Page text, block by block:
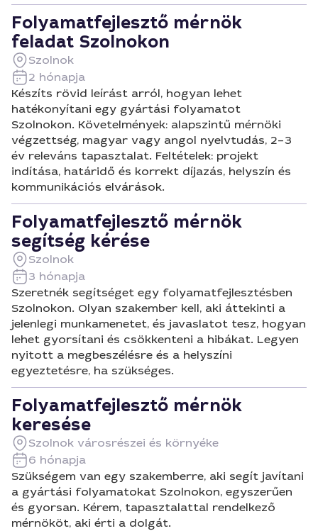
Folyamatfejlesztő mérnök
feladat Szolnokon
Szolnok
2 hónapja
Készíts rövid leírást arról, hogyan lehet
hatékonyítani egy gyártási folyamatot
Szolnokon. Követelmények: alapszintű mérnöki
végzettség, magyar vagy angol nyelvtudás, 2–3
év releváns tapasztalat. Feltételek: projekt
indítása, határidő és korrekt díjazás, helyszín és
kommunikációs elvárások.
Folyamatfejlesztő mérnök
segítség kérése
Szolnok
3 hónapja
Szeretnék segítséget egy folyamatfejlesztésben
Szolnokon. Olyan szakember kell, aki áttekinti a
jelenlegi munkamenetet, és javaslatot tesz, hogyan
lehet gyorsítani és csökkenteni a hibákat. Legyen
nyitott a megbeszélésre és a helyszíni
egyeztetésre, ha szükséges.
Folyamatfejlesztő mérnök
keresése
Szolnok városrészei és környéke
6 hónapja
Szükségem van egy szakemberre, aki segít javítani
a gyártási folyamatokat Szolnokon, egyszerűen
és gyorsan. Kérem, tapasztalattal rendelkező
mérnököt, aki érti a dolgát.